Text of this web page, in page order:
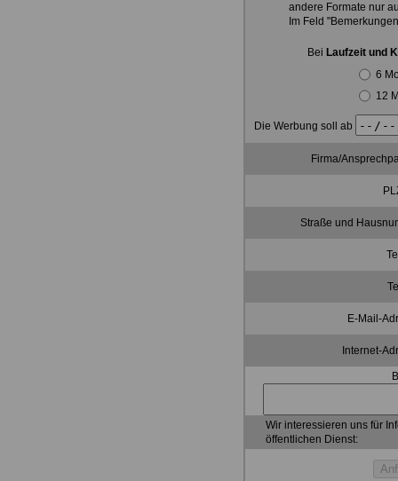
andere Formate nur
Im Feld
Bei Laufzeit und
6
12
Die Werbung soll ab
Firma/
Straße und
E-Mail-
Internet-
Wir interessieren uns für
öffentlichen Dienst: